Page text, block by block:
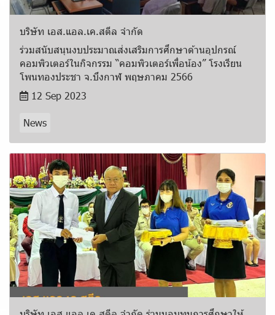
บริษัท เอส.แอล.เค.สตีล จำกัด
ร่วมสนับสนุนงบประมาณส่งเสริมการศึกษาด้านอุปกรณ์
คอมพิวเตอร์ในกิจกรรม “คอมพิวเตอร์เพื่อน้อง” โรงเรียน
โพนทองประชา จ.บึงกาฬ พฤษภาคม 2566
12 Sep 2023
News